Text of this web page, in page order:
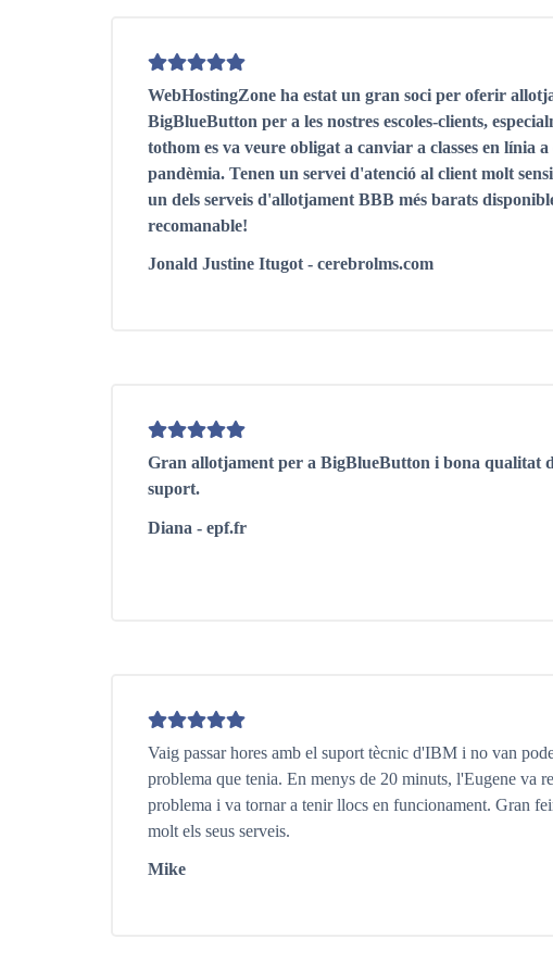
WebHostingZone ha estat un gran soci per oferir
BigBlueButton per a les nostres escoles-clients,
tothom es va veure obligat a canviar a classes en línia a
pandèmia. Tenen un servei d'atenció al client molt
un dels serveis d'allotjament BBB més barats
recomanable!
Jonald Justine Itugot - cerebrolms.com
Gran allotjament per a BigBlueButton i bona qualitat
suport.
Diana - epf.fr
Vaig passar hores amb el suport tècnic d'IBM i no van
problema que tenia. En menys de 20 minuts, l'Eugene va
problema i va tornar a tenir llocs en funcionament. Gran
molt els seus serveis.
Mike